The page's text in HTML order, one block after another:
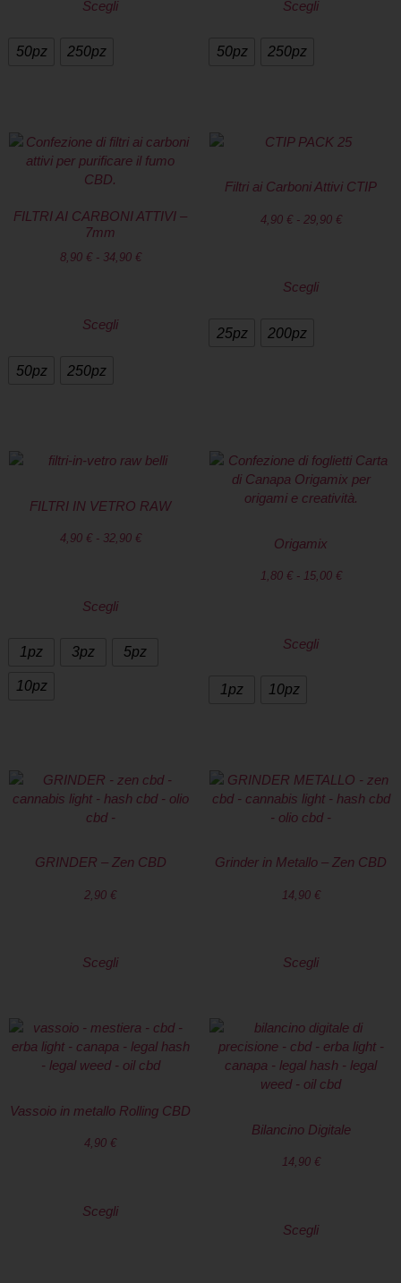
Scegli
50pz 250pz
Scegli
50pz 250pz
FILTRI AI CARBONI ATTIVI –
7mm
8,90 € - 34,90 €
Scegli
50pz 250pz
Filtri ai Carboni Attivi CTIP
4,90 € - 29,90 €
Scegli
25pz 200pz
FILTRI IN VETRO RAW
4,90 € - 32,90 €
Scegli
1pz 3pz 5pz
10pz
Origamix
1,80 € - 15,00 €
Scegli
1pz 10pz
GRINDER – Zen CBD
2,90 €
Scegli
Grinder in Metallo – Zen CBD
14,90 €
Scegli
Vassoio in metallo Rolling CBD
4,90 €
Scegli
Bilancino Digitale
14,90 €
Scegli